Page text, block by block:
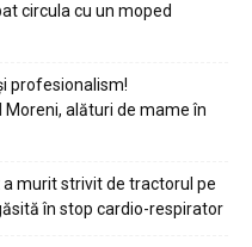
circula cu un moped
profesionalism!
alături de mame în
murit strivit de tractorul pe
în stop cardio-respirator